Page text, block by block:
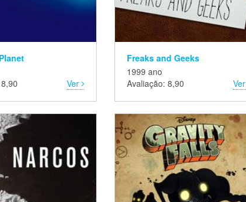
Ver
Freaks and Geeks
1999 ano
Avaliação: 8,90
Ver